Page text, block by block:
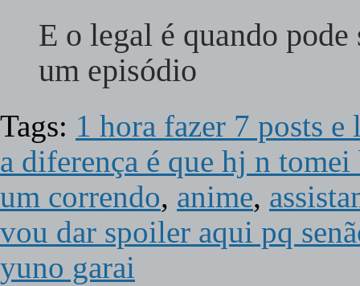
E o legal é quando
um episódio
Tags: 1 hora fazer 7 posts
a diferença é que hj n tomei
um correndo, anime,
vou dar spoiler aqui pq
yuno garai